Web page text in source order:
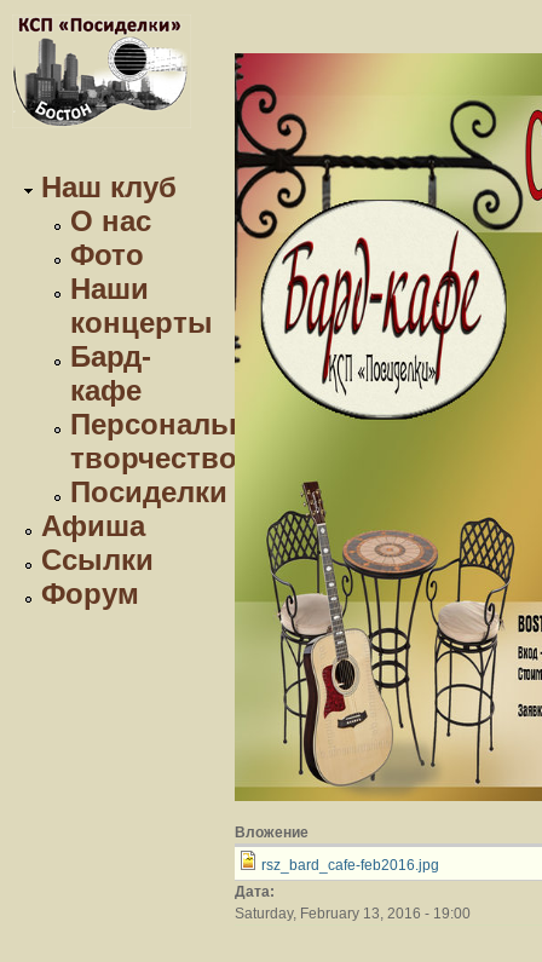
Наш клуб
О нас
Фото
Наши
концерты
Бард-
кафе
Персональное
творчество
Посиделки
Афиша
Ссылки
Форум
Вложение
rsz_bard_cafe-feb2016.jpg
Дата:
Saturday, February 13, 2016 - 19:00